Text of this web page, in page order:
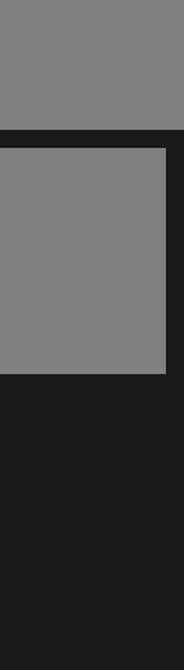
ventana)
ventana)